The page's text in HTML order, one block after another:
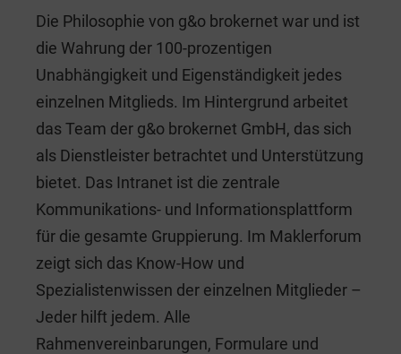
Die Philosophie von g&o brokernet war und ist
die Wahrung der 100-prozentigen
Unabhängigkeit und Eigenständigkeit jedes
einzelnen Mitglieds. Im Hintergrund arbeitet
das Team der g&o brokernet GmbH, das sich
als Dienstleister betrachtet und Unterstützung
bietet. Das Intranet ist die zentrale
Kommunikations- und Informationsplattform
für die gesamte Gruppierung. Im Maklerforum
zeigt sich das Know-How und
Spezialistenwissen der einzelnen Mitglieder –
Jeder hilft jedem. Alle
Rahmenvereinbarungen, Formulare und